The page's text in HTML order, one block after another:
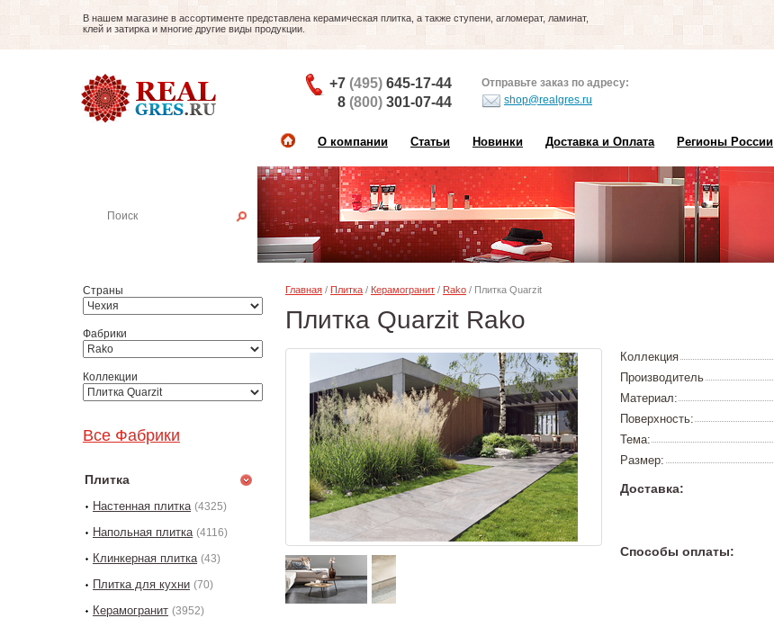
В нашем магазине в ассортименте представлена керамическая плитка, а также ступени, агломерат, ламинат,
клей и затирка и многие другие виды продукции.
+7 (495) 645-17-44
8 (800) 301-07-44
Отправьте заказ по адресу:
shop@realgres.ru
О компании Статьи Новинки Доставка и Оплата Регионы России
Страны
Фабрики
Коллекции
Все Фабрики
Плитка
Настенная плитка (4325)
Напольная плитка (4116)
Клинкерная плитка (43)
Плитка для кухни (70)
Керамогранит (3952)
Главная / Плитка / Керамогранит / Rako / Плитка Quarzit
Плитка Quarzit Rako
Коллекция
Производитель
Материал:
Поверхность:
Тема:
Размер:
Доставка:
Способы оплаты: